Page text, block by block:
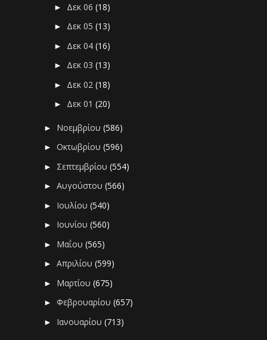
► Δεκ 06(18)
► Δεκ 05(13)
► Δεκ 04(16)
► Δεκ 03(13)
► Δεκ 02(18)
► Δεκ 01(20)
► Νοεμβρίου(586)
►Οκτωβρίου(596)
► Σεπτεμβρίου(554)
►Αυγούστου(566)
► Ιουλίου(540)
► Ιουνίου(560)
► Μαΐου(565)
►Απριλίου(599)
► Μαρτίου(675)
►Φεβρουαρίου(657)
► Ιανουαρίου(713)